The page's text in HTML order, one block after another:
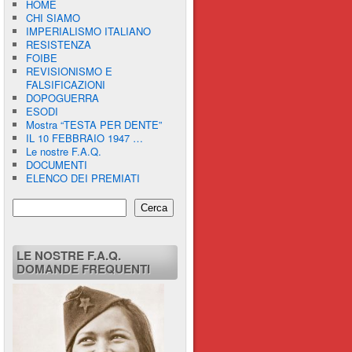
HOME
CHI SIAMO
IMPERIALISMO ITALIANO
RESISTENZA
FOIBE
REVISIONISMO E
FALSIFICAZIONI
DOPOGUERRA
ESODI
Mostra “TESTA PER DENTE”
IL 10 FEBBRAIO 1947 …
Le nostre F.A.Q.
DOCUMENTI
ELENCO DEI PREMIATI
Cerca
LE NOSTRE F.A.Q.
DOMANDE FREQUENTI